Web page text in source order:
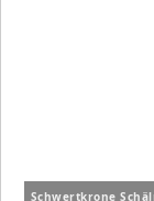
Schwertkrone